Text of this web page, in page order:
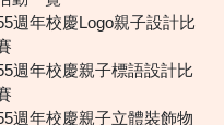
週年校慶Logo親子設計比
週年校慶親子標語設計比
週年校慶親子立體裝飾物